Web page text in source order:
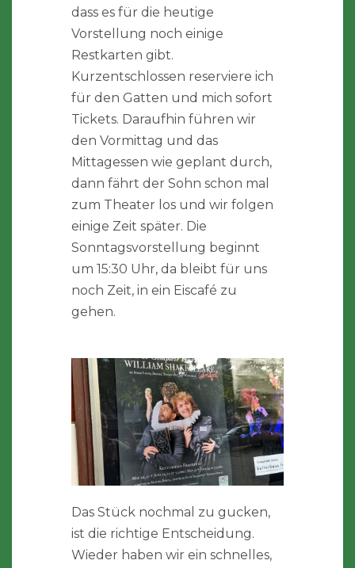
dass es für die heutige
Vorstellung noch einige
Restkarten gibt.
Kurzentschlossen reserviere ich
für den Gatten und mich sofort
Tickets. Daraufhin führen wir
den Vormittag und das
Mittagessen wie geplant durch,
dann fährt der Sohn schon mal
zum Theater los und wir folgen
einige Zeit später. Die
Sonntagsvorstellung beginnt
um 15:30 Uhr, da bleibt für uns
noch Zeit, in ein Eiscafé zu
gehen.
Das Stück nochmal zu gucken,
ist die richtige Entscheidung.
Wieder haben wir ein schnelles,